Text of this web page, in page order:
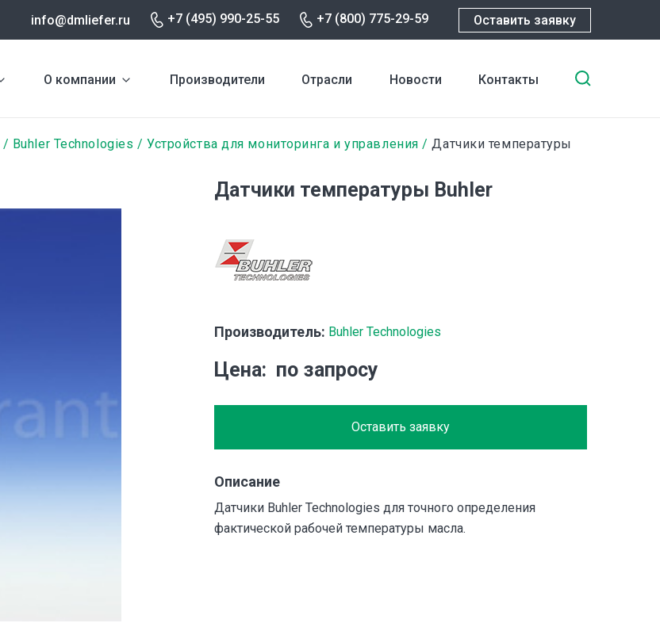
info@dmliefer.ru +7 (495) 990-25-55 +7 (800) 775-29-59 Оставить заявку
О компании Производители Отрасли Новости Контакты
Buhler Technologies Устройства для мониторинга и управления Датчики температуры
Датчики температуры Buhler
Производитель: Buhler Technologies
Цена по запросу
Оставить заявку
Описание
Датчики Buhler Technologies для точного определения
фактической рабочей температуры масла.